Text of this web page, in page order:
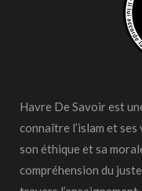
Havre De Savoir est
connaître l’islam et
son éthique et sa
compréhension du